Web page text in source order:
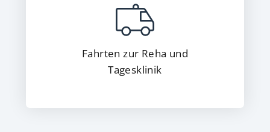
Fahrten zur Reha und
Tagesklinik